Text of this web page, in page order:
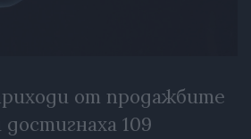
от продажбите
109